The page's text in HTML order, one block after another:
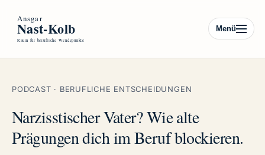
Menü
PODCAST · BERUFLICHE ENTSCHEIDUNGEN
Narzisstischer Vater? Wie alte
Prägungen dich im Beruf blockieren.